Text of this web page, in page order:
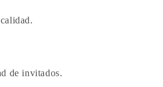
de invitados.